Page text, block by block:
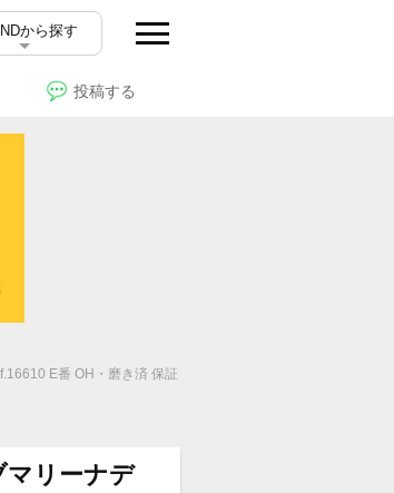
から探す
投稿する
E番 OH・磨き済 保証
マリーナデ